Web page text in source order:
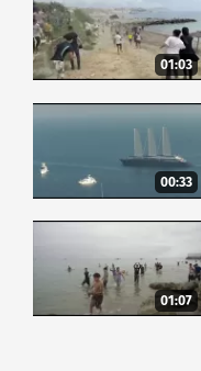
01:03
00:33
01:07